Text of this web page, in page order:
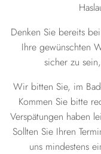
Denken Sie bereits
Ihre gewünschten
sicher zu
Wir bitten Sie, im
Kommen Sie bitte
Verspätungen haben
Sollten Sie Ihren
uns mindestens